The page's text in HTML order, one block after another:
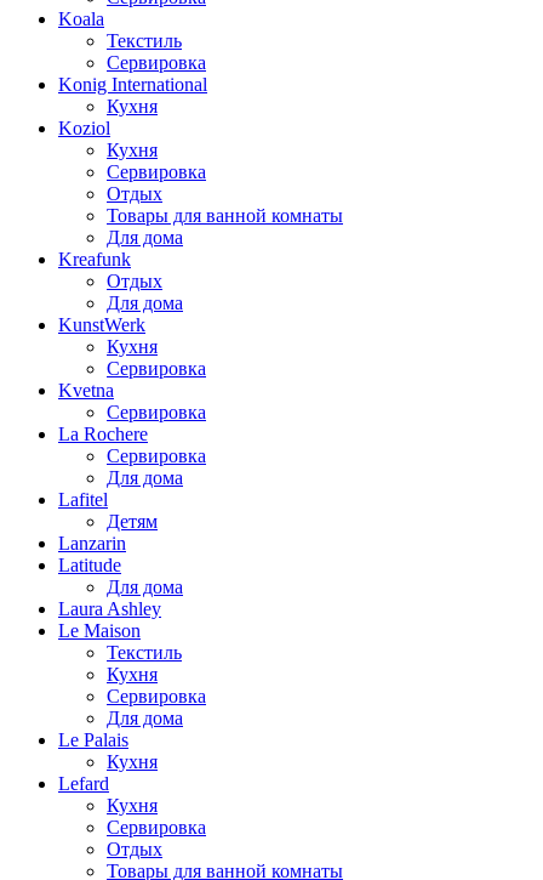
Koala
Текстиль
Сервировка
Konig International
Кухня
Koziol
Кухня
Сервировка
Отдых
Товары для ванной комнаты
Для дома
Kreafunk
Отдых
Для дома
KunstWerk
Кухня
Сервировка
Kvetna
Сервировка
La Rochere
Сервировка
Для дома
Lafitel
Детям
Lanzarin
Latitude
Для дома
Laura Ashley
Le Maison
Текстиль
Кухня
Сервировка
Для дома
Le Palais
Кухня
Lefard
Кухня
Сервировка
Отдых
Товары для ванной комнаты